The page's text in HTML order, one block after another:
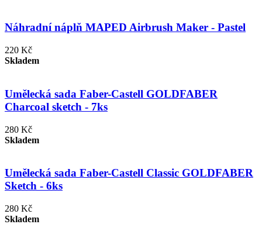
Náhradní náplň MAPED Airbrush Maker - Pastel
220 Kč
Skladem
Umělecká sada Faber-Castell GOLDFABER
Charcoal sketch - 7ks
280 Kč
Skladem
Umělecká sada Faber-Castell Classic GOLDFABER
Sketch - 6ks
280 Kč
Skladem